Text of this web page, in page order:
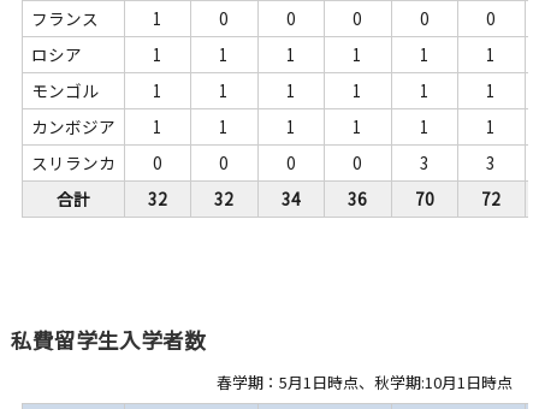
フランス
1 0 0 0 0
0
ロシア
1 1 1 1 1
1
モンゴル
1 1 1 1 1
1
カンボジア
1 1 1 1 1
1
スリランカ
0 0 0 0 3
3
合計
32 32 34 36 70 72
私費留学生入学者数
春学期：5月1日時点、秋学期:10月1日時点